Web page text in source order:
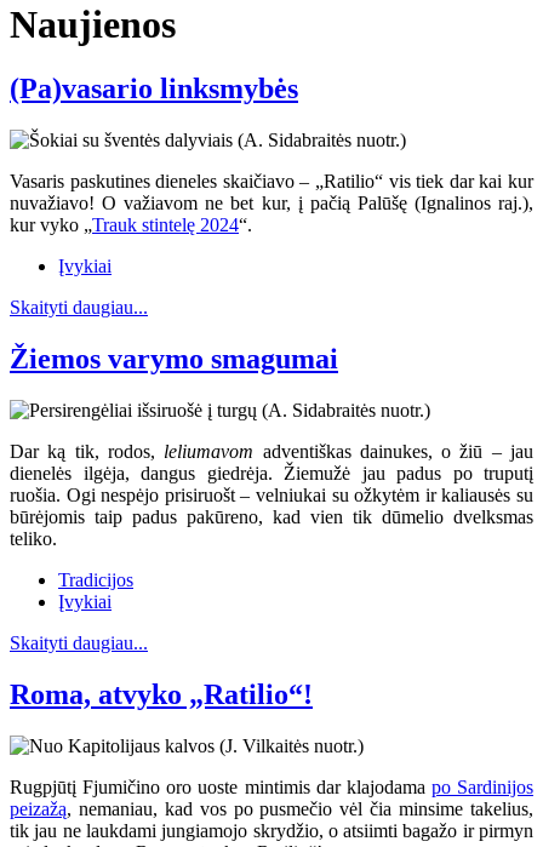
Naujienos
(Pa)vasario linksmybės
Vasaris paskutines dieneles skaičiavo – „Ratilio“ vis tiek dar kai kur
nuvažiavo! O važiavom ne bet kur, į pačią Palūšę (Ignalinos raj.),
kur vyko „Trauk stintelę 2024“.
Įvykiai
Skaityti daugiau...
Žiemos varymo smagumai
Dar ką tik, rodos, leliumavom adventiškas dainukes, o žiū – jau
dienelės ilgėja, dangus giedrėja. Žiemužė jau padus po truputį
ruošia. Ogi nespėjo prisiruošt – velniukai su ožkytėm ir kaliausės su
būrėjomis taip padus pakūreno, kad vien tik dūmelio dvelksmas
teliko.
Tradicijos
Įvykiai
Skaityti daugiau...
Roma, atvyko „Ratilio“!
Rugpjūtį Fjumičino oro uoste mintimis dar klajodama po Sardinijos
peizažą, nemaniau, kad vos po pusmečio vėl čia minsime takelius,
tik jau ne laukdami jungiamojo skrydžio, o atsiimti bagažo ir pirmyn